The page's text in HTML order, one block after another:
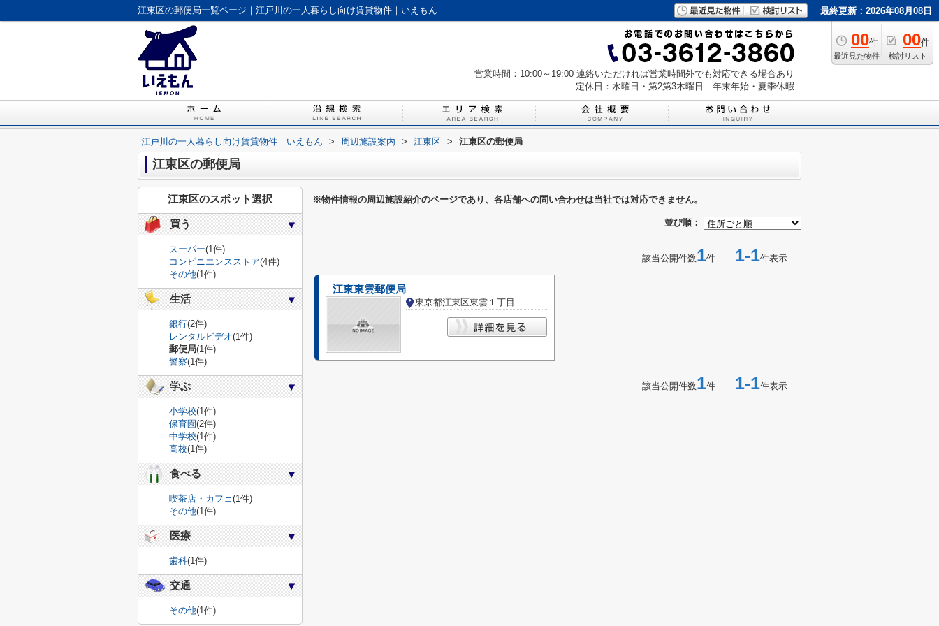
江東区の郵便局一覧ページ｜江戸川の一人暮らし向け賃貸物件｜いえもん 最終更新：2026年08月08日
00件
最近見た物件
00件
検討リスト
営業時間：10:00～19:00 連絡いただければ営業時間外でも対応できる場合あり
定休日：水曜日・第2第3木曜日 年末年始・夏季休暇
江戸川の一人暮らし向け賃貸物件｜いえもん > 周辺施設案内 > 江東区 > 江東区の郵便局
江東区の郵便局
※物件情報の周辺施設紹介のページであり、各店舗への問い合わせは当社では対応できません。
並び順：
該当公開件数1件 1-1件表示
江東東雲郵便局
東京都江東区東雲１丁目
該当公開件数1件 1-1件表示
江東区のスポット選択
買う
スーパー(1件)
コンビニエンスストア(4件)
その他(1件)
生活
銀行(2件)
レンタルビデオ(1件)
郵便局(1件)
警察(1件)
学ぶ
小学校(1件)
保育園(2件)
中学校(1件)
高校(1件)
食べる
喫茶店・カフェ(1件)
その他(1件)
医療
歯科(1件)
交通
その他(1件)